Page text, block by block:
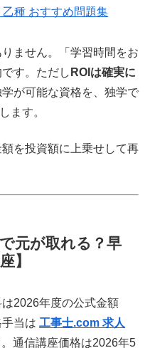
種 おすすめ問題集
ません。「学習時間をお
す。ただし ROIは確実に
が可能な資格を、独学で
ます。
を投資額に上乗せして再
元が取れる？早
】
2026年度の公式金額
手当は 工事士.com 求人
通信講座価格は2026年5